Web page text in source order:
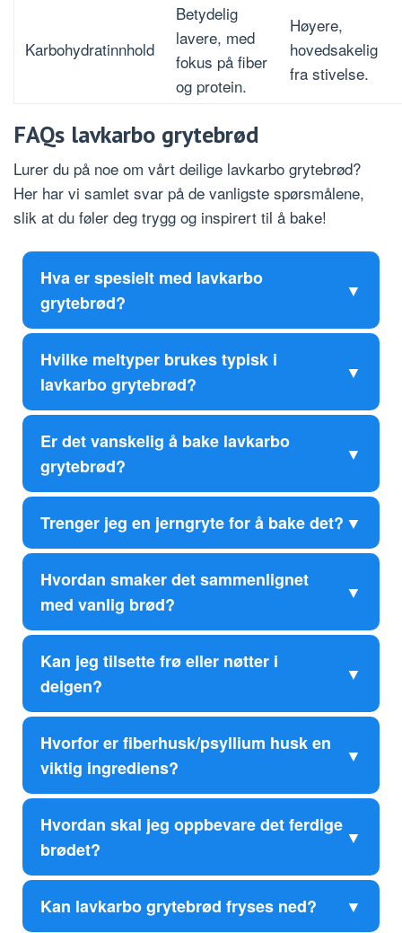
Karbohydratinnhold
Betydelig
lavere, med
fokus på fiber
og protein.
Høyere,
hovedsakelig
fra stivelse.
FAQs lavkarbo grytebrød
Lurer du på noe om vårt deilige lavkarbo grytebrød?
Her har vi samlet svar på de vanligste spørsmålene,
slik at du føler deg trygg og inspirert til å bake!
Hva er spesielt med lavkarbo
grytebrød?
Hvilke meltyper brukes typisk i
lavkarbo grytebrød?
Er det vanskelig å bake lavkarbo
grytebrød?
Trenger jeg en jerngryte for å bake det?
Hvordan smaker det sammenlignet
med vanlig brød?
Kan jeg tilsette frø eller nøtter i
deigen?
Hvorfor er fiberhusk/psyllium husk en
viktig ingrediens?
Hvordan skal jeg oppbevare det ferdige
brødet?
Kan lavkarbo grytebrød fryses ned?